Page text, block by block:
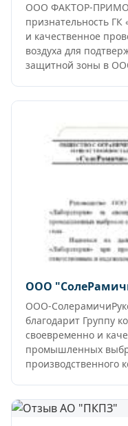
ООО ФАКТОР-
признательность ГК
и качественное
воздуха для
защитной зоны в
ООО
ООО-
благодарит Группу
своевременно и
промышленных
производственного